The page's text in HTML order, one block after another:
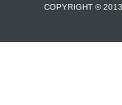
COPYRIGHT ©